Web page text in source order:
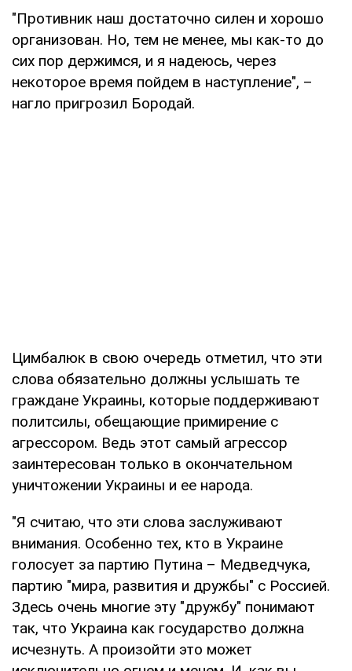
"Противник наш достаточно силен и хорошо
организован. Но, тем не менее, мы как-то до
сих пор держимся, и я надеюсь, через
некоторое время пойдем в наступление", –
нагло пригрозил Бородай.
Цимбалюк в свою очередь отметил, что эти
слова обязательно должны услышать те
граждане Украины, которые поддерживают
политсилы, обещающие примирение с
агрессором. Ведь этот самый агрессор
заинтересован только в окончательном
уничтожении Украины и ее народа.
"Я считаю, что эти слова заслуживают
внимания. Особенно тех, кто в Украине
голосует за партию Путина – Медведчука,
партию "мира, развития и дружбы" с Россией.
Здесь очень многие эту "дружбу" понимают
так, что Украина как государство должна
исчезнуть. А произойти это может